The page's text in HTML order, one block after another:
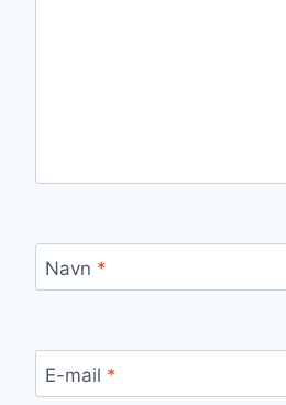
Navn *
E-mail *